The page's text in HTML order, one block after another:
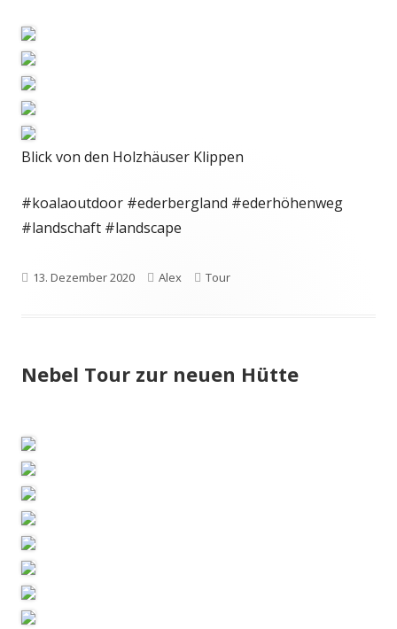
Blick von den Holzhäuser Klippen
#koalaoutdoor #ederbergland #ederhöhenweg
#landschaft #landscape
Veröffentlicht
13. Dezember 2020 Autor
Alex Kategorien
Tour
Nebel Tour zur neuen Hütte